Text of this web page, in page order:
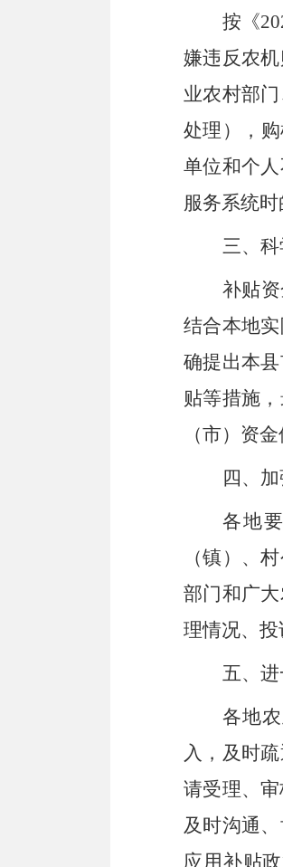
按《
嫌违反农
业农村部
处理 ），
单位和个人
服务系统
三、
补贴
结合本地
确提出本
贴等措施
（市） 资
四、
各地要
（镇）、
部门和广
理情况、投
五、
各地
入， 及时
请受理、
及时沟通
应用补贴